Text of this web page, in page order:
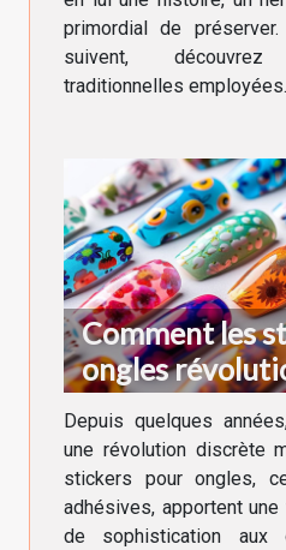
primordial de
suivent,
traditionnelles
Comment les
ongles
manucure
Depuis quelques
une révolution discrète
stickers pour ongles,
adhésives, apportent
de sophistication